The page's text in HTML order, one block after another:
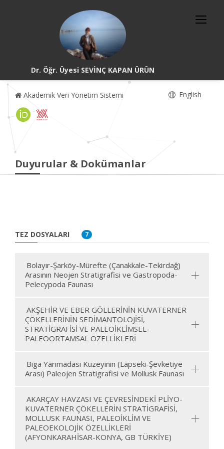
Dr. Öğr. Üyesi SEVİNÇ KAPAN ÜRÜN
Akademik Veri Yönetim Sistemi English
Duyurular & Dokümanlar
TEZ DOSYALARI 7
Bolayır-Şarköy-Mürefte (Çanakkale-Tekirdağ)
Arasının Neojen Stratigrafisi ve Gastropoda-
Pelecypoda Faunası
AKŞEHİR VE EBER GÖLLERİNİN KUVATERNER
ÇÖKELLERİNİN SEDİMANTOLOJİSİ,
STRATİGRAFİSİ VE PALEOİKLİMSEL-
PALEOORTAMSAL ÖZELLİKLERİ
Biga Yarımadası Kuzeyinin (Lapseki-Şevketiye
Arası) Paleojen Stratigrafisi ve Mollusk Faunası
AKARÇAY HAVZASI VE ÇEVRESİNDEKİ PLİYO-
KUVATERNER ÇÖKELLERİN STRATİGRAFİSİ,
MOLLUSK FAUNASI, PALEOİKLİM VE
PALEOEKOLOJİK ÖZELLİKLERİ
(AFYONKARAHİSAR-KONYA, GB TÜRKİYE)